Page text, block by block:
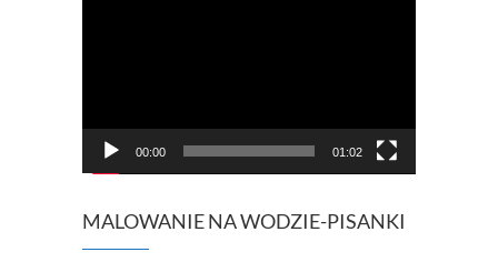
00:00 01:02
MALOWANIE NA WODZIE-PISANKI